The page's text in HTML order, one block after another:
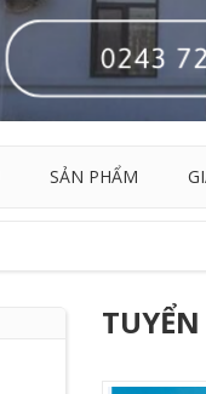
SẢN PHẨM